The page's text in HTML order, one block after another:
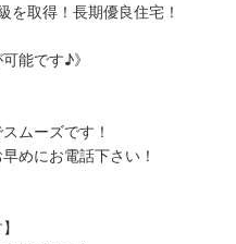
取得！長期優良住宅！
能です♪》
ムーズです！
めにお電話下さい！